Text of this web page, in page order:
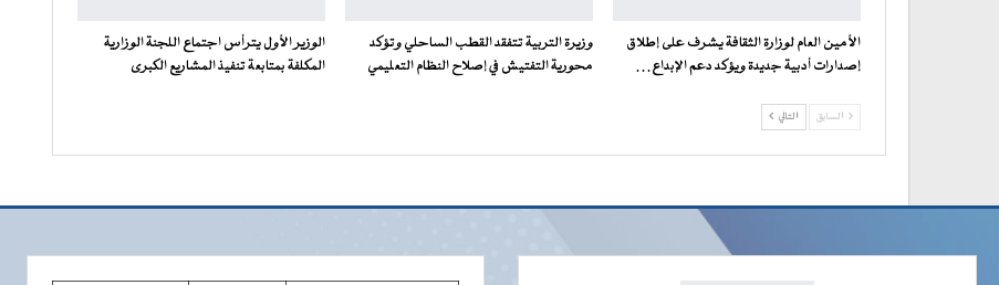
الأمين العام لوزارة الثقافة يشرف على إطلاق
إصدارات أدبية جديدة ويؤكد دعم الإبداع…
وزيرة التربية تتفقد القطب الساحلي وتؤكد
محورية التفتيش في إصلاح النظام التعليمي
الوزير الأول يترأس اجتماع اللجنة الوزارية
المكلفة بمتابعة تنفيذ المشاريع الكبرى
السابق التالي